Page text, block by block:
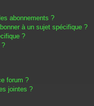
abonnements ?
à un sujet spécifique ?
?
?
forum ?
jointes ?